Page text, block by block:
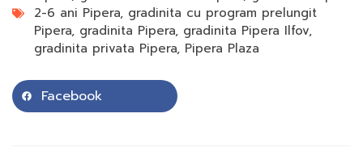
2-6 ani Pipera, gradinita cu program prelungit
Pipera, gradinita Pipera, gradinita Pipera Ilfov,
gradinita privata Pipera, Pipera Plaza
Facebook